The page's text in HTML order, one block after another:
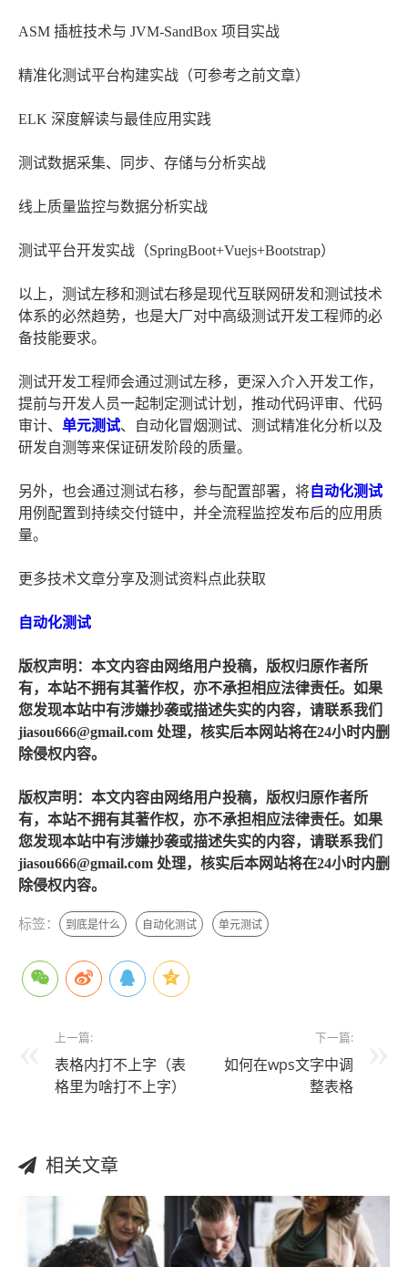
ASM 插桩技术与 JVM-SandBox 项目实战
精准化测试平台构建实战（可参考之前文章）
ELK 深度解读与最佳应用实践
测试数据采集、同步、存储与分析实战
线上质量监控与数据分析实战
测试平台开发实战（SpringBoot+Vuejs+Bootstrap）
以上，测试左移和测试右移是现代互联网研发和测试技术
体系的必然趋势，也是大厂对中高级测试开发工程师的必
备技能要求。
测试开发工程师会通过测试左移，更深入介入开发工作，
提前与开发人员一起制定测试计划，推动代码评审、代码
审计、 单元测试、自动化冒烟测试、测试精准化分析以及
研发自测等来保证研发阶段的质量。
另外，也会通过测试右移，参与配置部署，将自动化测试
用例配置到持续交付链中，并全流程监控发布后的应用质
量。
更多技术文章分享及测试资料点此获取
自动化测试
版权声明：本文内容由网络用户投稿，版权归原作者所
有，本站不拥有其著作权，亦不承担相应法律责任。如果
您发现本站中有涉嫌抄袭或描述失实的内容，请联系我们
jiasou666@gmail.com 处理，核实后本网站将在24小时内删
除侵权内容。
版权声明：本文内容由网络用户投稿，版权归原作者所
有，本站不拥有其著作权，亦不承担相应法律责任。如果
您发现本站中有涉嫌抄袭或描述失实的内容，请联系我们
jiasou666@gmail.com 处理，核实后本网站将在24小时内删
除侵权内容。
标签： 到底是什么 自动化测试 单元测试
上一篇:
表格内打不上字（表
格里为啥打不上字）
下一篇:
如何在wps文字中调
整表格
相关文章